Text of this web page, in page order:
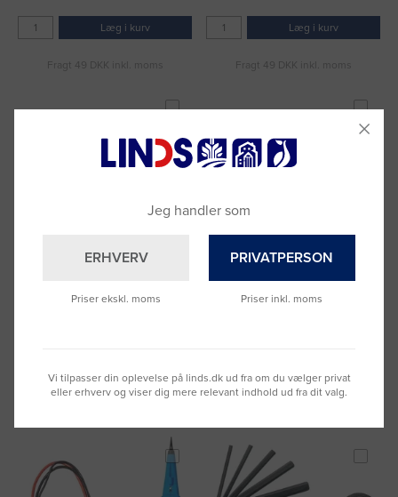
Læg i kurv
Fragt 49 DKK inkl. moms
Læg i kurv
Fragt 49 DKK inkl. moms
Læg i kurv Læg i kurv
Jeg handler som
ERHVERV
Priser ekskl. moms
PRIVATPERSON
Priser inkl. moms
Vi tilpasser din oplevelse på linds.dk ud fra om du vælger privat
eller erhverv og viser dig mere relevant indhold ud fra dit valg.